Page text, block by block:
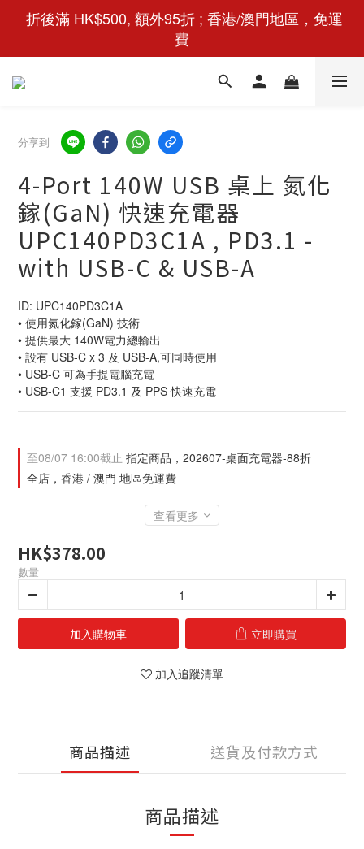
費
分享到
4-Port 140W USB 桌上 氮化
鎵(GaN) 快速充電器
UPC140PD3C1A , PD3.1 -
with USB-C & USB-A
ID: UPC140PD3C1A
• 使用氮化鎵(GaN) 技術
• 提供最大 140W電力總輸出
• 設有 USB-C x 3 及 USB-A,可同時使用
• USB-C 可為手提電腦充電
• USB-C1 支援 PD3.1 及 PPS 快速充電
至08/07 16:00截止 指定商品，202607-桌面充電器-88折
全店，香港 / 澳門 地區免運費
查看更多
HK$378.00
數量
加入購物車 立即購買
加入追蹤清單
商品描述 送貨及付款方式
商品描述